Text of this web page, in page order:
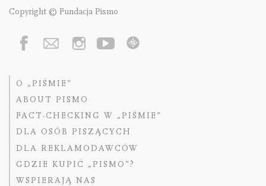
Copyright © Fundacja Pismo
O „PIŚMIE”
ABOUT PISMO
FACT-CHECKING W „PIŚMIE”
DLA OSÓB PISZĄCYCH
DLA REKLAMODAWCÓW
GDZIE KUPIĆ „PISMO”?
WSPIERAJĄ NAS